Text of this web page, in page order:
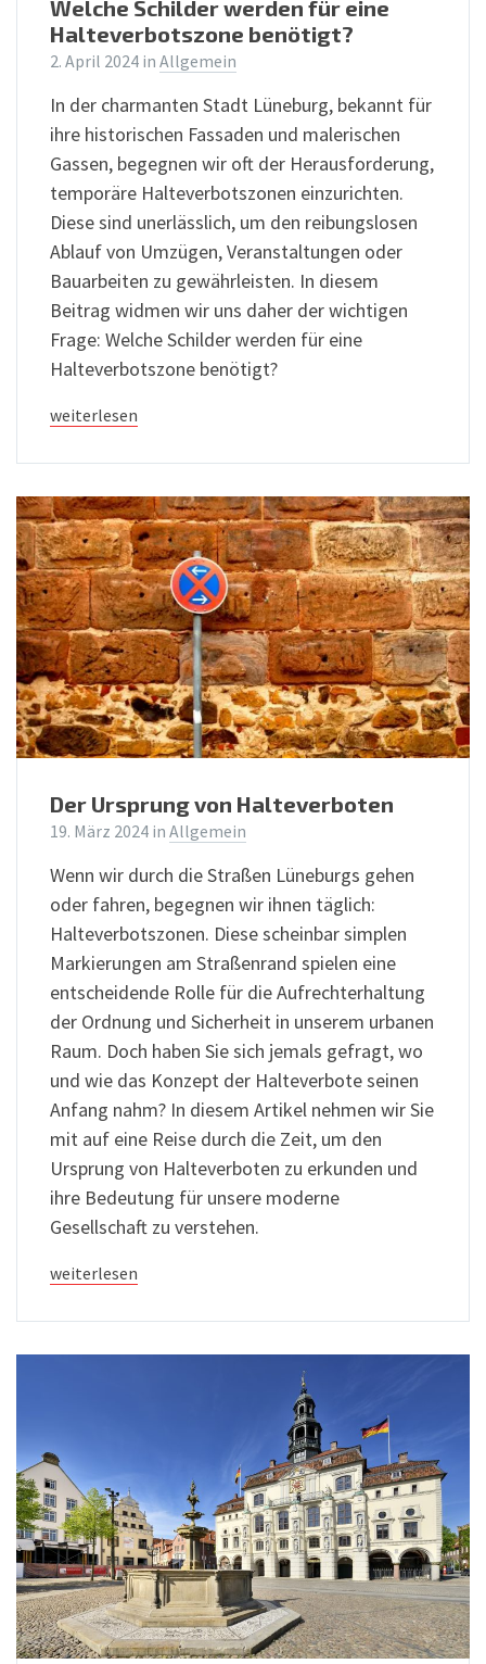
Welche Schilder werden für eine
Halteverbotszone benötigt?
2. April 2024 in Allgemein
In der charmanten Stadt Lüneburg, bekannt für
ihre historischen Fassaden und malerischen
Gassen, begegnen wir oft der Herausforderung,
temporäre Halteverbotszonen einzurichten.
Diese sind unerlässlich, um den reibungslosen
Ablauf von Umzügen, Veranstaltungen oder
Bauarbeiten zu gewährleisten. In diesem
Beitrag widmen wir uns daher der wichtigen
Frage: Welche Schilder werden für eine
Halteverbotszone benötigt?
weiterlesen
Der Ursprung von Halteverboten
19. März 2024 in Allgemein
Wenn wir durch die Straßen Lüneburgs gehen
oder fahren, begegnen wir ihnen täglich:
Halteverbotszonen. Diese scheinbar simplen
Markierungen am Straßenrand spielen eine
entscheidende Rolle für die Aufrechterhaltung
der Ordnung und Sicherheit in unserem urbanen
Raum. Doch haben Sie sich jemals gefragt, wo
und wie das Konzept der Halteverbote seinen
Anfang nahm? In diesem Artikel nehmen wir Sie
mit auf eine Reise durch die Zeit, um den
Ursprung von Halteverboten zu erkunden und
ihre Bedeutung für unsere moderne
Gesellschaft zu verstehen.
weiterlesen